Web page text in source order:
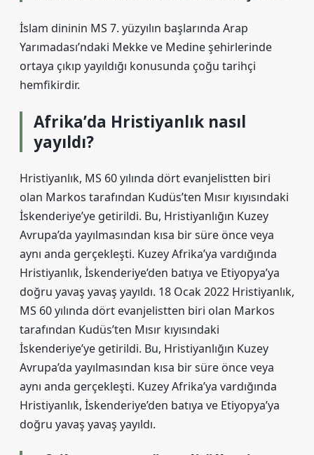
İslam dininin MS 7. yüzyılın başlarında Arap
Yarımadası’ndaki Mekke ve Medine şehirlerinde
ortaya çıkıp yayıldığı konusunda çoğu tarihçi
hemfikirdir.
Afrika’da Hristiyanlık nasıl
yayıldı?
Hristiyanlık, MS 60 yılında dört evanjelistten biri
olan Markos tarafından Kudüs’ten Mısır kıyısındaki
İskenderiye’ye getirildi. Bu, Hristiyanlığın Kuzey
Avrupa’da yayılmasından kısa bir süre önce veya
aynı anda gerçekleşti. Kuzey Afrika’ya vardığında
Hristiyanlık, İskenderiye’den batıya ve Etiyopya’ya
doğru yavaş yavaş yayıldı. 18 Ocak 2022 Hristiyanlık,
MS 60 yılında dört evanjelistten biri olan Markos
tarafından Kudüs’ten Mısır kıyısındaki
İskenderiye’ye getirildi. Bu, Hristiyanlığın Kuzey
Avrupa’da yayılmasından kısa bir süre önce veya
aynı anda gerçekleşti. Kuzey Afrika’ya vardığında
Hristiyanlık, İskenderiye’den batıya ve Etiyopya’ya
doğru yavaş yavaş yayıldı.